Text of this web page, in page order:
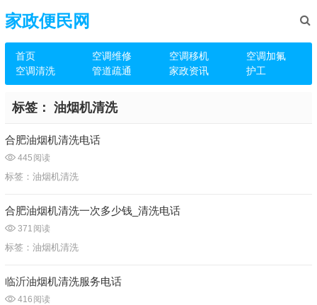
家政便民网
首页 空调维修 空调移机
空调加氟
空调清洗
管道疏通 家政资讯 护工
标签： 油烟机清洗
合肥油烟机清洗电话
445 阅读
标签： 油烟机清洗
合肥油烟机清洗一次多少钱_清洗电话
371 阅读
标签： 油烟机清洗
临沂油烟机清洗服务电话
416 阅读